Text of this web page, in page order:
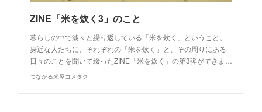
ZINE「米を炊く3」のこと
暮らしの中で淡々と繰り返している「米を炊く」ということ。
身近な人たちに、それぞれの「米を炊く」と、その周りにある
日々のことを聞いて綴ったZINE「米を炊く」の第3弾ができま…
つながる米屋コメタク